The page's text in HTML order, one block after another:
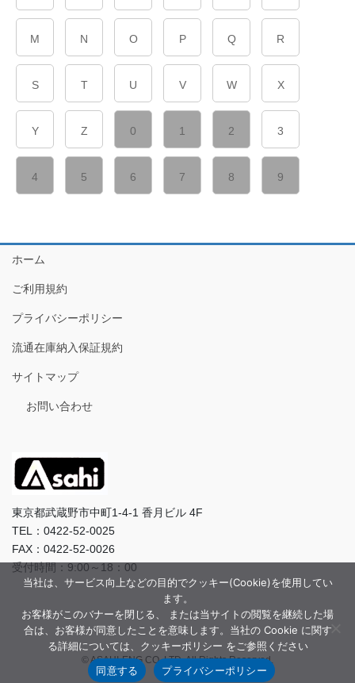
M N O P Q R
S T U V W X
Y Z 0 1 2 3
4 5 6 7 8 9
ホーム
ご利用規約
プライバシーポリシー
流通在庫納入保証規約
サイトマップ
お問い合わせ
東京都武蔵野市中町1-4-1 香月ビル 4F
TEL：0422-52-0025
FAX：0422-52-0026
受付時間：9:00～18：00
© ASAHI-ENG CO.,LTD. All Rights Reserved.
当社は、サービス向上などの目的でクッキー(Cookie)を使用してい
ます。
お客様がこのバナーを閉じる、 または当サイトの閲覧を継続した場
合は、お客様が同意したことを意味します。当社の Cookie に関す
る詳細については、クッキーポリシー をご参照ください
同意する
プライバシーポリシー